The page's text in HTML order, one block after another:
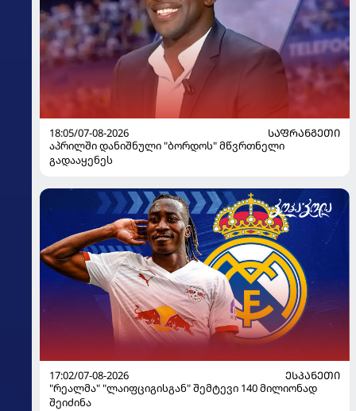
18:05/07-08-2026
ᲡᲐᲤᲠᲐᲜᲒᲔᲗᲘ
აპრილში დანიშნული "ბორდოს" მწვრთნელი
გადააყენეს
17:02/07-08-2026
ᲔᲡᲞᲐᲜᲔᲗᲘ
"რეალმა" "ლაიფციგისგან" შემტევი 140 მილიონად
შეიძინა